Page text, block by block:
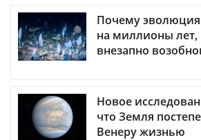
Почему эволюция
на миллионы
внезапно
Новое
что Земля
Венеру жизнью